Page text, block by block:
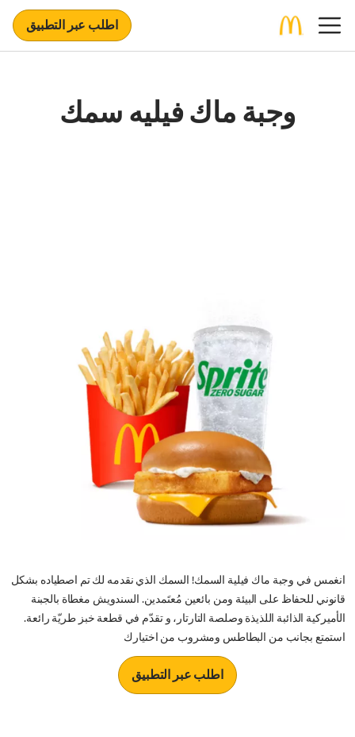
اطلب عبر التطبيق
وجبة ماك فيليه سمك
انغمس في وجبة ماك فيلية السمك! السمك الذي نقدمه لك تم اصطياده بشكل
قانوني للحفاظ على البيئة ومن بائعين مُعتَمدين. السندويش مغطاة بالجبنة
الأميركية الذائبة اللذيذة وصلصة التارتار، و تقدّم في قطعة خبز طريّة رائعة.
استمتع بجانب من البطاطس ومشروب من اختيارك
اطلب عبر التطبيق